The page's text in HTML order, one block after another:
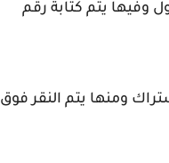
وفيها يتم كتابة رقم
ومنها يتم النقر فوق